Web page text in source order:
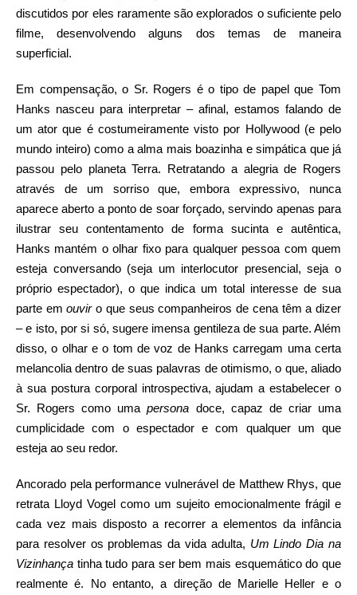
discutidos por eles raramente são explorados o suficiente pelo
filme, desenvolvendo alguns dos temas de maneira
superficial.
Em compensação, o Sr. Rogers é o tipo de papel que Tom
Hanks nasceu para interpretar – afinal, estamos falando de
um ator que é costumeiramente visto por Hollywood (e pelo
mundo inteiro) como a alma mais boazinha e simpática que já
passou pelo planeta Terra. Retratando a alegria de Rogers
através de um sorriso que, embora expressivo, nunca
aparece aberto a ponto de soar forçado, servindo apenas para
ilustrar seu contentamento de forma sucinta e autêntica,
Hanks mantém o olhar fixo para qualquer pessoa com quem
esteja conversando (seja um interlocutor presencial, seja o
próprio espectador), o que indica um total interesse de sua
parte emouviro que seus companheiros de cena têm a dizer
– e isto, por si só, sugere imensa gentileza de sua parte. Além
disso, o olhar e o tom de voz de Hanks carregam uma certa
melancolia dentro de suas palavras de otimismo, o que, aliado
à sua postura corporal introspectiva, ajudam a estabelecer o
Sr. Rogers como umapersona doce, capaz de criar uma
cumplicidade com o espectador e com qualquer um que
esteja ao seu redor.
Ancorado pela performance vulnerável de Matthew Rhys, que
retrata Lloyd Vogel como um sujeito emocionalmente frágil e
cada vez mais disposto a recorrer a elementos da infância
para resolver os problemas da vida adulta, Um Lindo Dia na
Vizinhança tinha tudo para ser bem mais esquemático do que
realmente é. No entanto, a direção de Marielle Heller e o